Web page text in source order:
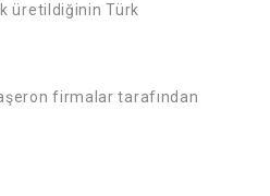
üretildiğinin Türk
firmalar tarafından